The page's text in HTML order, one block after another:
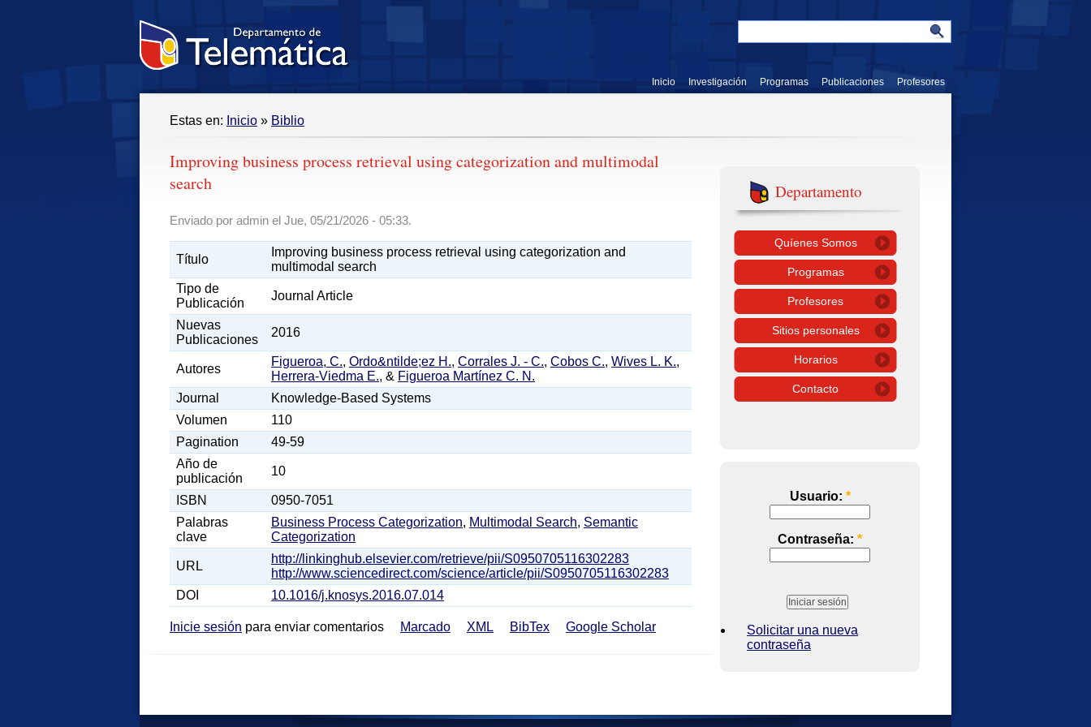
Inicio Investigación Programas Publicaciones Profesores
Estas en: Inicio » Biblio
Improving business process retrieval using categorization and multimodal
search
Enviado por admin el Jue, 05/21/2026 - 05:33.
Título
Improving business process retrieval using categorization and
multimodal search
Tipo de
Publicación
Journal Article
Nuevas
Publicaciones
2016
Autores
Figueroa, C., Ordo&ntilde;ez H., Corrales J. - C., Cobos C., Wives L. K.,
Herrera-Viedma E., & Figueroa Martínez C. N.
Journal
Knowledge-Based Systems
Volumen
110
Pagination
49-59
Año de
publicación
10
ISBN
0950-7051
Palabras
clave
Business Process Categorization, Multimodal Search, Semantic
Categorization
URL
http://linkinghub.elsevier.com/retrieve/pii/S0950705116302283
http://www.sciencedirect.com/science/article/pii/S0950705116302283
DOI
10.1016/j.knosys.2016.07.014
Inicie sesión para enviar comentarios Marcado XML BibTex Google Scholar
Departamento
Quíenes Somos
Programas
Profesores
Sitios personales
Horarios
Contacto
Usuario: *
Contraseña: *
Solicitar una nueva
contraseña